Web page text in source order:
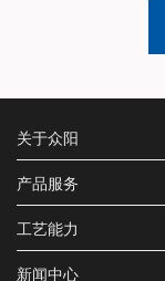
关于众阳
产品服务
工艺能力
新闻中心